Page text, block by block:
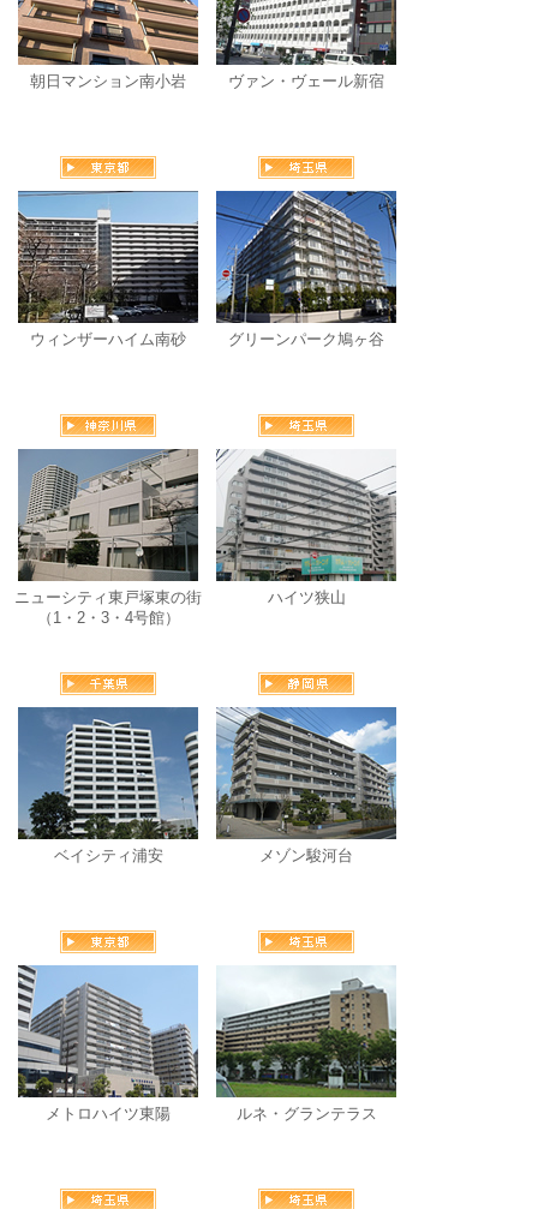
朝日マンション南小岩 ヴァン・ヴェール新宿
ウィンザーハイム南砂 グリーンパーク鳩ヶ谷
ニューシティ東戸塚東の街
（1・2・3・4号館）
ハイツ狭山
ベイシティ浦安 メゾン駿河台
メトロハイツ東陽 ルネ・グランテラス